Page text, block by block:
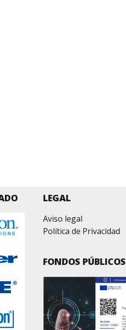
LEGAL
Aviso legal
Política de Privacidad
FONDOS PÚBLICOS